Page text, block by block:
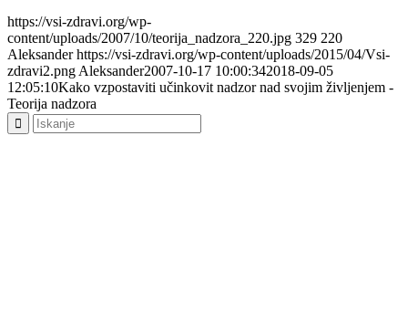
https://vsi-zdravi.org/wp-
content/uploads/2007/10/teorija_nadzora_220.jpg 329 220
Aleksander https://vsi-zdravi.org/wp-content/uploads/2015/04/Vsi-
zdravi2.png Aleksander2007-10-17 10:00:342018-09-05
12:05:10Kako vzpostaviti učinkovit nadzor nad svojim življenjem -
Teorija nadzora